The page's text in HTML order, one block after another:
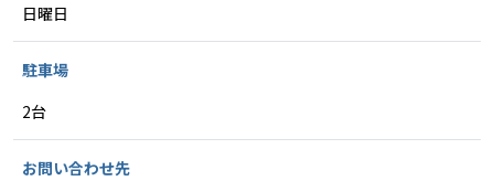
日曜日
駐車場
2台
お問い合わせ先